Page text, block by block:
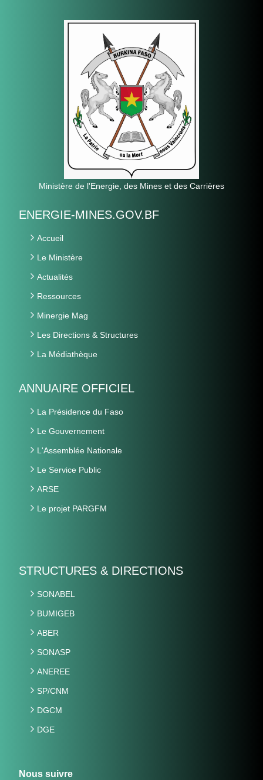
Ministère de l'Energie, des Mines et des Carrières
ENERGIE-MINES.GOV.BF
Accueil
Le Ministère
Actualités
Ressources
Minergie Mag
Les Directions & Structures
La Médiathèque
ANNUAIRE OFFICIEL
La Présidence du Faso
Le Gouvernement
L'Assemblée Nationale
Le Service Public
ARSE
Le projet PARGFM
STRUCTURES & DIRECTIONS
SONABEL
BUMIGEB
ABER
SONASP
ANEREE
SP/CNM
DGCM
DGE
Nous suivre